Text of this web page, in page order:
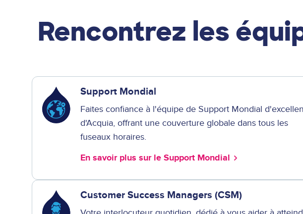
Rencontrez les
Support Mondial
Faites confiance à l'équipe de Support Mondial
d'Acquia, offrant une couverture globale dans tous les
fuseaux horaires.
En savoir plus sur le Support Mondial
Customer Success Managers (CSM)